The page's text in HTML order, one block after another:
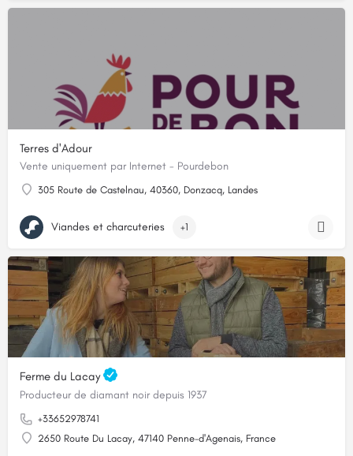
Terres d'Adour
Vente uniquement par Internet - Pourdebon
305 Route de Castelnau, 40360, Donzacq, Landes
Viandes et charcuteries +1
Ferme du Lacay
Producteur de diamant noir depuis 1937
+33652978741
2650 Route Du Lacay, 47140 Penne-d'Agenais, France